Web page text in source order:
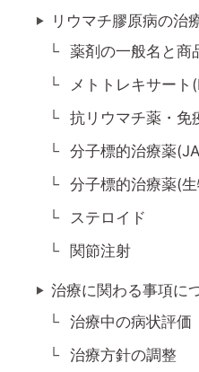
リウマチ膠原病の治
薬剤の一般名と商
メトトレキサート
抗リウマチ薬・免
分子標的治療薬
分子標的治療薬(
ステロイド
関節注射
治療に関わる事項に
治療中の病状評価
治療方針の調整